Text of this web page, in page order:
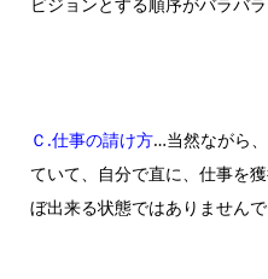
ビジョンとする順序がバラバ
Ｃ.仕事の請け方…当然ながら
ていて、自分で直に、仕事を
ぼ出来る状態ではありませんで